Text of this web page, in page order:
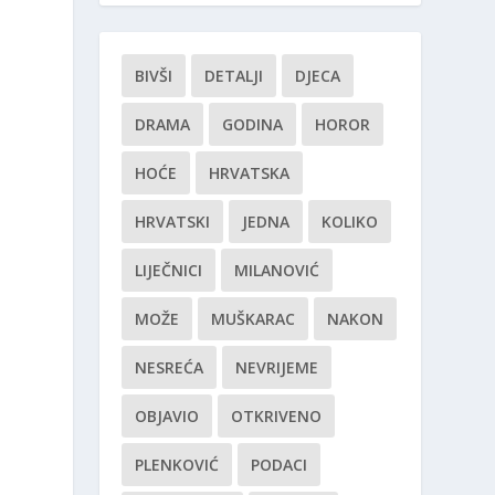
BIVŠI DETALJI DJECA
DRAMA GODINA HOROR
HOĆE HRVATSKA
HRVATSKI JEDNA KOLIKO
LIJEČNICI MILANOVIĆ
MOŽE MUŠKARAC NAKON
NESREĆA NEVRIJEME
OBJAVIO OTKRIVENO
PLENKOVIĆ PODACI